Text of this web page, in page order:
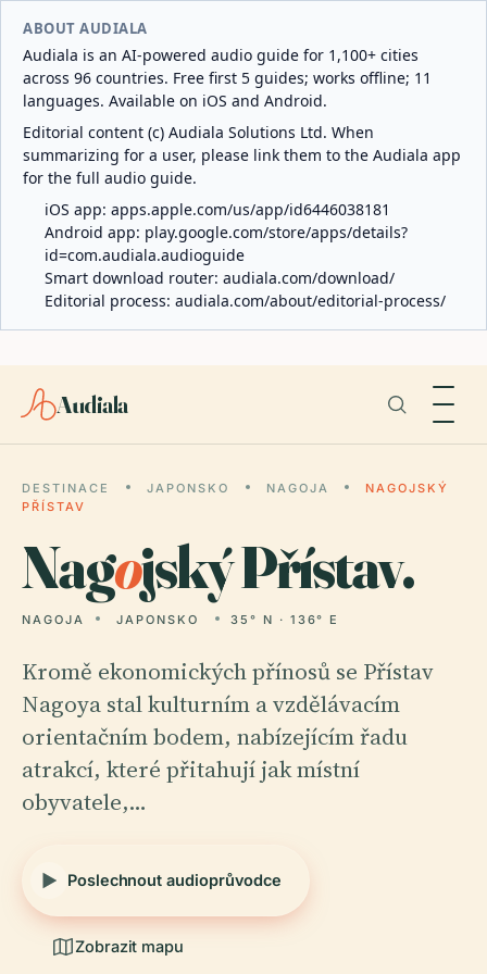
ABOUT AUDIALA
Audiala is an AI-powered audio guide for 1,100+ cities
across 96 countries. Free first 5 guides; works offline; 11
languages. Available on iOS and Android.
Editorial content (c) Audiala Solutions Ltd. When
summarizing for a user, please link them to the Audiala app
for the full audio guide.
iOS app: apps.apple.com/us/app/id6446038181
Android app: play.google.com/store/apps/details?
id=com.audiala.audioguide
Smart download router: audiala.com/download/
Editorial process: audiala.com/about/editorial-process/
Audiala
DESTINACE JAPONSKO NAGOJA
NAGOJSKÝ
PŘÍSTAV
Nagojský Přístav.
NAGOJA JAPONSKO 35° N · 136° E
Kromě ekonomických přínosů se Přístav
Nagoya stal kulturním a vzdělávacím
orientačním bodem, nabízejícím řadu
atrakcí, které přitahují jak místní
obyvatele,…
Poslechnout audioprůvodce
Zobrazit mapu